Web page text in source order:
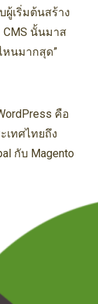
ผู้เริ่มต้นสร้าง
CMS นั้นมาส
หนมากสุด”
คือ
เทศไทยถึง
กับ Magento